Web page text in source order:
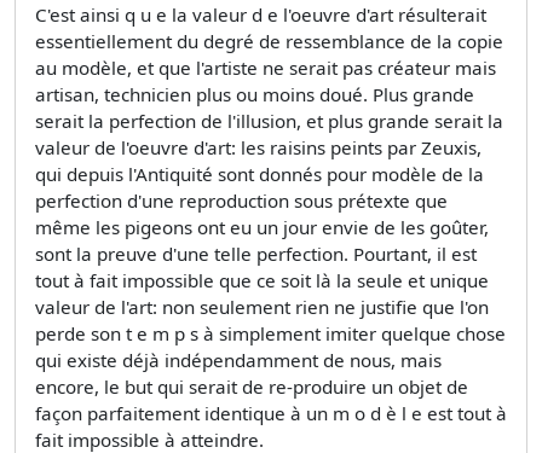
C'est ainsi q u e la valeur d e l'oeuvre d'art résulterait
essentiellement du degré de ressemblance de la copie
au modèle, et que l'artiste ne serait pas créateur mais
artisan, technicien plus ou moins doué. Plus grande
serait la perfection de l'illusion, et plus grande serait la
valeur de l'oeuvre d'art: les raisins peints par Zeuxis,
qui depuis l'Antiquité sont donnés pour modèle de la
perfection d'une reproduction sous prétexte que
même les pigeons ont eu un jour envie de les goûter,
sont la preuve d'une telle perfection. Pourtant, il est
tout à fait impossible que ce soit là la seule et unique
valeur de l'art: non seulement rien ne justifie que l'on
perde son t e m p s à simplement imiter quelque chose
qui existe déjà indépendamment de nous, mais
encore, le but qui serait de re-produire un objet de
façon parfaitement identique à un m o d è l e est tout à
fait impossible à atteindre.